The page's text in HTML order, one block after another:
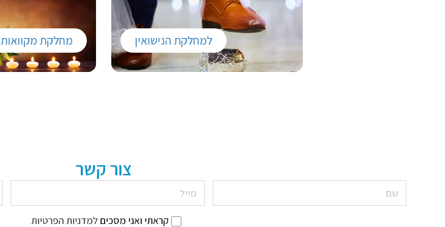
למחלקת הנישואין מחלקת מקוואות
צור קשר
קראתי ואני מסכים למדניות הפרטיות